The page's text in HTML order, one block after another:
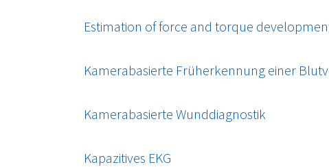
Estimation of force and torque
Kamerabasierte Früherkennung einer
Kamerabasierte Wunddiagnostik
Kapazitives EKG